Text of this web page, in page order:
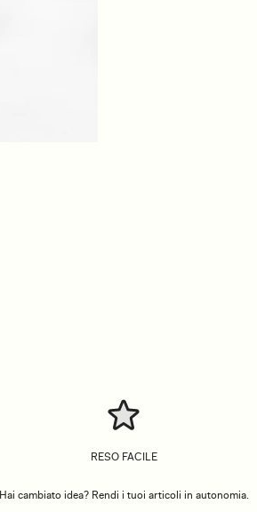
RESO FACILE
Hai cambiato idea? Rendi i tuoi articoli in autonomia.